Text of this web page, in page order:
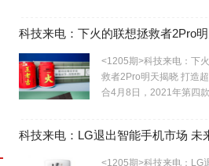
<1205期>科技来电：下
救者2Pro明天揭晓 打造
合4月8日，2021年第四
<1205期>科技来电：LG